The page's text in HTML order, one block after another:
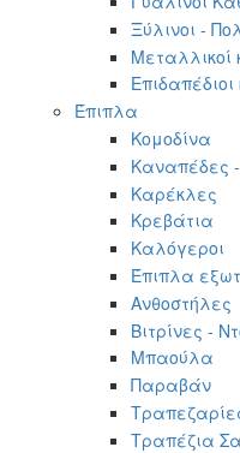
Ξύλινοι -
Έπιπλα
Κομοδίνα
Καναπέδες
Καρέκλες
Κρεβάτια
Καλόγεροι
Έπιπλα
Ανθοστήλες
Βιτρίνες -
Μπαούλα
Παραβάν
Τραπέζια